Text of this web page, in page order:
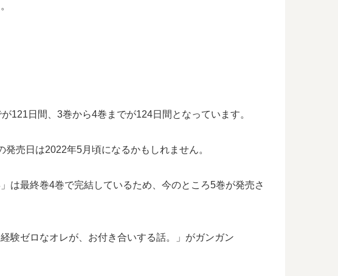
121日間、3巻から4巻までが124日間となっています。
売日は2022年5月頃になるかもしれません。
は最終巻4巻で完結しているため、今のところ5巻が発売さ
験ゼロなオレが、お付き合いする話。」がガンガン